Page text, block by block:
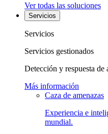
Ver todas las soluciones
Servicios
Servicios
Servicios gestionados
Detección y respuesta de
Más información
Caza de amenazas
Experiencia e
mundial.